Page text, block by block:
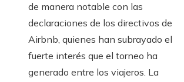
de manera notable con las
declaraciones de los directivos de
Airbnb, quienes han subrayado el
fuerte interés que el torneo ha
generado entre los viajeros. La